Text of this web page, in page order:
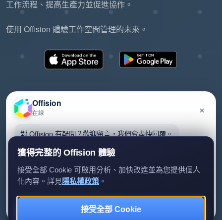
工作流程、提高生產力並促進協作。
使用 Offision 體驗工作空間管理的未來。
隱私政策服務條款EULA
Offision
在線 ×
對 Offision 有疑問？歡迎留言，我們會盡快回覆。
我們只會用你的資料回覆查詢。
獲得完整的 Offision 體驗
接受全部 Cookie 可啟用分析、加快改進並為您提供個人
化內容。詳見隱私權政策 。
接受全部 Cookie